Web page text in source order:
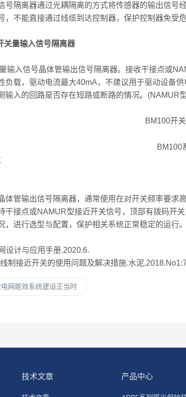
隔离器通过光耦隔离的方式将传感器的输出信号
，不能直接通过线缆到达控制器，保护控制器免
关量输入信号隔离器
入信号晶体管输出信号隔离器。接收干接点或
负载，驱动电流最大40mA，不建议用于驱动设备
输入的回路是否存在短路或断路的情况。
BM100开
BM100
管输出信号隔离器，通常使用在对开关频率要求
干接点或NAMUR型接近开关信号，顶部有拨码开
，进行选型与配置，保护相关系统正常稳定的运行。
计与应用手册.2020.6.
接近开关的使用问题及解决措施.水泥
网能效系统建设正当时
技术文章 产品中心